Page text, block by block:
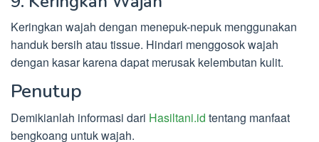
Keringkan wajah dengan menepuk-nepuk menggunakan
handuk bersih atau tissue. Hindari menggosok wajah
dengan kasar karena dapat merusak kelembutan kulit.
Penutup
Demikianlah informasi dari Hasiltani.id tentang manfaat
bengkoang untuk wajah.